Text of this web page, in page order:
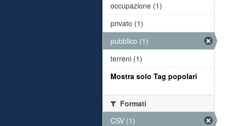
occupazione (1)
privato (1)
pubblico (1)
terreni (1)
Mostra solo Tag popolari
Formati
CSV (1)